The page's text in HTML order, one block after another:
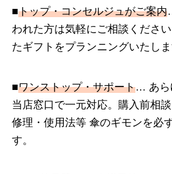
■トップ・コンセルジュがご案内
われた方は気軽にご相談くださ
たギフトをプランニングいた
■ワンストップ・サポート… あら
当店窓口で一元対応。購入前相
修理・使用法等 傘のギモンを必
す。